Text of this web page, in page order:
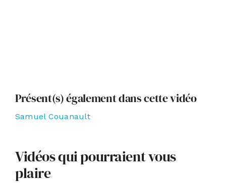
Présent(s) également dans cette vidéo
Samuel Couanault
Vidéos qui pourraient vous
plaire